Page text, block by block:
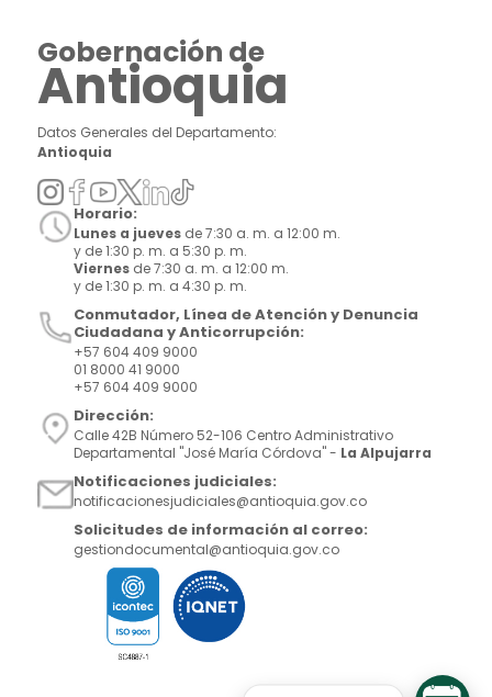
Gobernación de
Antioquia
Datos Generales del Departamento:
Antioquia
Horario:
Lunes a jueves de 7:30 a. m. a 12:00 m.
y de 1:30 p. m. a 5:30 p. m.
Viernes de 7:30 a. m. a 12:00 m.
y de 1:30 p. m. a 4:30 p. m.
Conmutador, Línea de Atención y Denuncia
Ciudadana y Anticorrupción:
+57 604 409 9000
01 8000 41 9000
+57 604 409 9000
Dirección:
Calle 42B Número 52-106 Centro Administrativo
Departamental "José María Córdova" - La Alpujarra
Notificaciones judiciales:
notificacionesjudiciales@antioquia.gov.co
Solicitudes de información al correo:
gestiondocumental@antioquia.gov.co